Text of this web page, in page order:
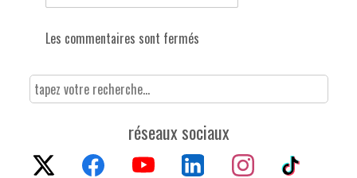
Les commentaires sont fermés
réseaux sociaux